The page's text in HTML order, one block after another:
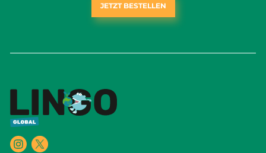
JETZT BESTELLEN